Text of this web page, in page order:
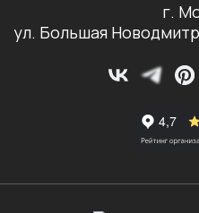
г.
ул. Большая